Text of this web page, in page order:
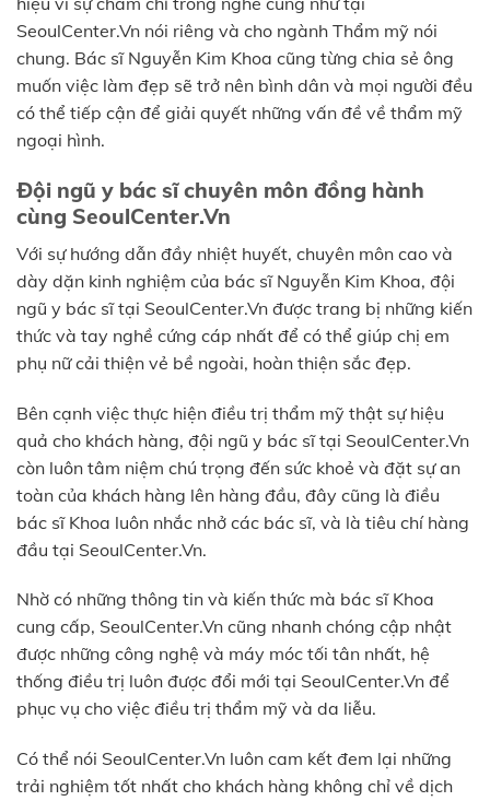
SeoulCenter.Vn nói riêng và cho ngành Thẩm mỹ nói
chung. Bác sĩ Nguyễn Kim Khoa cũng từng chia sẻ ông
muốn việc làm đẹp sẽ trở nên bình dân và mọi người đều
có thể tiếp cận để giải quyết những vấn đề về thẩm mỹ
ngoại hình.
Đội ngũ y bác sĩ chuyên môn đồng hành
cùng SeoulCenter.Vn
Với sự hướng dẫn đầy nhiệt huyết, chuyên môn cao và
dày dặn kinh nghiệm của bác sĩ Nguyễn Kim Khoa, đội
ngũ y bác sĩ tại SeoulCenter.Vn được trang bị những kiến
thức và tay nghề cứng cáp nhất để có thể giúp chị em
phụ nữ cải thiện vẻ bề ngoài, hoàn thiện sắc đẹp.
Bên cạnh việc thực hiện điều trị thẩm mỹ thật sự hiệu
quả cho khách hàng, đội ngũ y bác sĩ tại SeoulCenter.Vn
còn luôn tâm niệm chú trọng đến sức khoẻ và đặt sự an
toàn của khách hàng lên hàng đầu, đây cũng là điều
bác sĩ Khoa luôn nhắc nhở các bác sĩ, và là tiêu chí hàng
đầu tại SeoulCenter.Vn.
Nhờ có những thông tin và kiến thức mà bác sĩ Khoa
cung cấp, SeoulCenter.Vn cũng nhanh chóng cập nhật
được những công nghệ và máy móc tối tân nhất, hệ
thống điều trị luôn được đổi mới tại SeoulCenter.Vn để
phục vụ cho việc điều trị thẩm mỹ và da liễu.
Có thể nói SeoulCenter.Vn luôn cam kết đem lại những
trải nghiệm tốt nhất cho khách hàng không chỉ về dịch